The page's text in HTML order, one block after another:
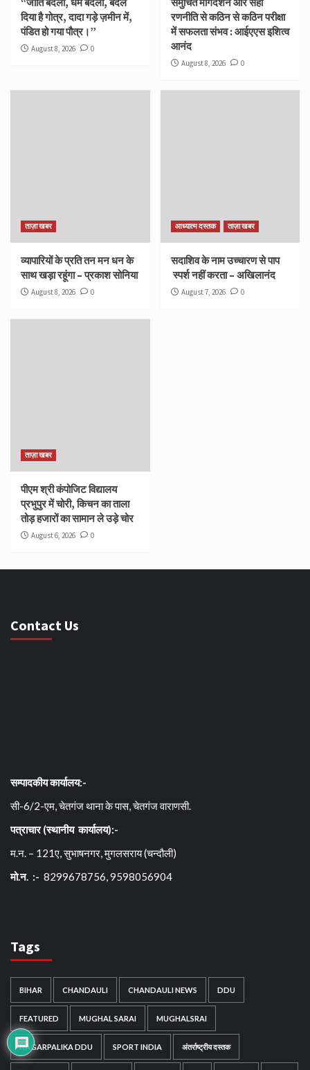
दिया है गोत्र, दादा गड़े ज़मीन में,
पंडित हो गया पौत्र।”
August 8, 2026 0
रणनीति से कठिन से कठिन परीक्षा
में सफलता संभव : आईएएस इशित्व
आनंद
August 8, 2026 0
ताज़ा खबर
व्यापारियों के प्रति तन मन धन के
साथ खड़ा रहूंगा – प्रकाश सोनिया
August 8, 2026 0
आध्यात्म दस्तक ताज़ा खबर
सदाशिव के नाम उच्चारण से पाप
स्पर्श नहीं करता – अखिलानंद
August 7, 2026 0
ताज़ा खबर
पीएम श्री कंपोजिट विद्यालय
प्रभुपुर में चोरी, किचन का ताला
तोड़ हजारों का सामान ले उड़े चोर
August 6, 2026 0
Contact Us
सम्पादकीय कार्यालय:-
सी-6/2-एम, चेतगंज थाना के पास, चेतगंज वाराणसी.
पत्राचार (स्थानीय कार्यालय):-
म.न. – 121ए, सुभाषनगर, मुगलसराय (चन्दौली)
मो.न. :- 8299678756, 9598056904
Tags
BIHAR CHANDAULI CHANDAULI NEWS DDU
FEATURED MUGHAL SARAI MUGHALSRAI
NAGARPALIKA DDU SPORT INDIA अंतर्राष्ट्रीय दस्तक